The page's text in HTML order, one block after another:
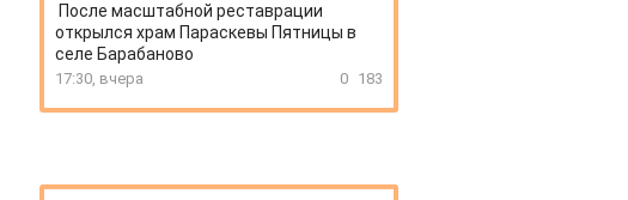
После масштабной реставрации
открылся храм Параскевы Пятницы в
селе Барабаново
17:30, вчера 0 183